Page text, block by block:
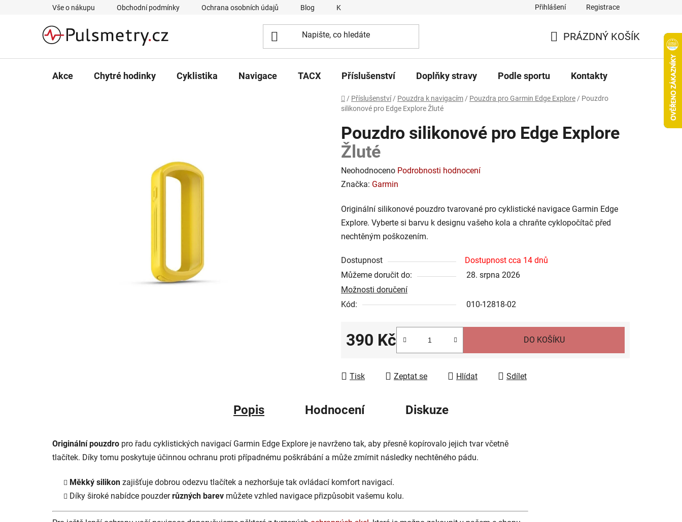
Vše o nákupu Obchodní podmínky Ochrana osobních údajů Blog Kontakty Přihlášení Registrace
KOŠÍK
PRÁZDNÝ KOŠÍK
Akce Chytré hodinky Cyklistika Navigace TACX Příslušenství Doplňky stravy Podle sportu Kontakty
Domů
/ Příslušenství / Pouzdra k navigacím / Pouzdra pro Garmin Edge Explore / Pouzdro
silikonové pro Edge ExploreŽluté
Pouzdro silikonové pro Edge Explore
Žluté
Průměrné
hodnocení
je
0,0
z
hvězdiček.
Neohodnoceno Podrobnosti hodnocení
Značka: Garmin
Originální silikonové pouzdro tvarované pro cyklistické navigace Garmin Edge
Explore. Vyberte si barvu k designu vašeho kola a chraňte cyklopočítač před
nechtěným poškozením.
Dostupnost
Dostupnost cca 14 dnů
Můžeme doručit do:
28. srpna 2026
Možnosti doručení
Kód:
010-12818-02
390 Kč DO KOŠÍKU
Tisk Zeptat se Hlídat Sdílet
Popis Hodnocení Diskuze
Originální pouzdro pro řadu cyklistických navigací Garmin Edge Explore je navrženo tak, aby přesně kopírovalo jejich tvar včetně
tlačítek. Díky tomu poskytuje účinnou ochranu proti případnému poškrábání a může zmírnit následky nechtěného pádu.
Měkký silikon zajišťuje dobrou odezvu tlačítek a nezhoršuje tak ovládací komfort navigací.
Díky široké nabídce pouzderrůzných barev můžete vzhled navigace přizpůsobit vašemu kolu.